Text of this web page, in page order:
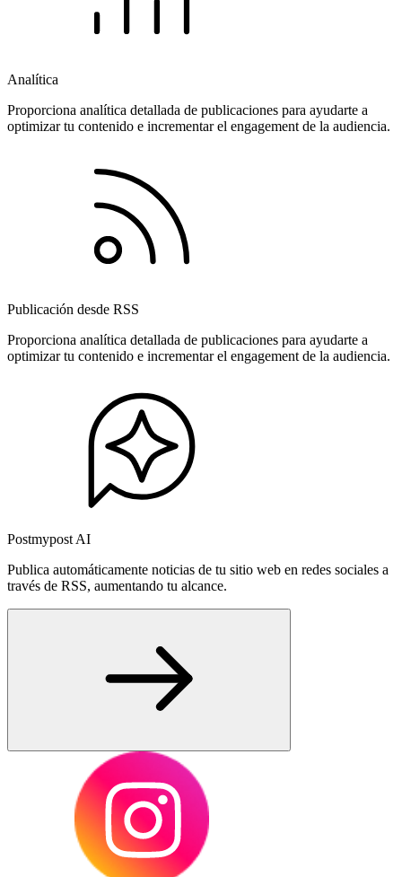
Analítica
Proporciona analítica detallada de publicaciones para ayudarte a
optimizar tu contenido e incrementar el engagement de la audiencia.
Publicación desde RSS
Proporciona analítica detallada de publicaciones para ayudarte a
optimizar tu contenido e incrementar el engagement de la audiencia.
Postmypost AI
Publica automáticamente noticias de tu sitio web en redes sociales a
través de RSS, aumentando tu alcance.